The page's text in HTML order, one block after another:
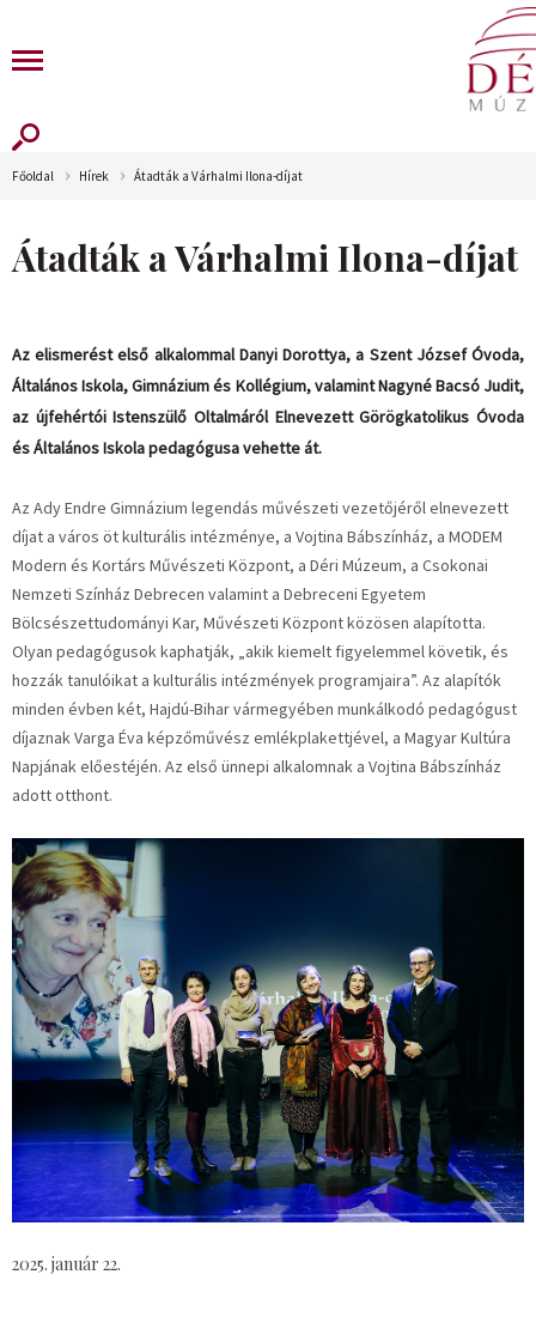
Főoldal Hírek Átadták a Várhalmi Ilona-díjat
Átadták a Várhalmi Ilona-díjat
Az elismerést első alkalommal Danyi Dorottya, a Szent József Óvoda,
Általános Iskola, Gimnázium és Kollégium, valamint Nagyné Bacsó Judit,
az újfehértói Istenszülő Oltalmáról Elnevezett Görögkatolikus Óvoda
és Általános Iskola pedagógusa vehette át.
Az Ady Endre Gimnázium legendás művészeti vezetőjéről elnevezett
díjat a város öt kulturális intézménye, a Vojtina Bábszínház, a MODEM
Modern és Kortárs Művészeti Központ, a Déri Múzeum, a Csokonai
Nemzeti Színház Debrecen valamint a Debreceni Egyetem
Bölcsészettudományi Kar, Művészeti Központ közösen alapította.
Olyan pedagógusok kaphatják, „akik kiemelt figyelemmel követik, és
hozzák tanulóikat a kulturális intézmények programjaira”. Az alapítók
minden évben két, Hajdú-Bihar vármegyében munkálkodó pedagógust
díjaznak Varga Éva képzőművész emlékplakettjével, a Magyar Kultúra
Napjának előestéjén. Az első ünnepi alkalomnak a Vojtina Bábszínház
adott otthont.
2025. január 22.